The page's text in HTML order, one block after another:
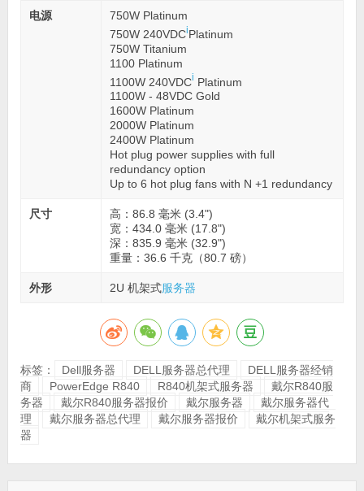
电源
750W Platinum
750W 240VDCiPlatinum
750W Titanium
1100 Platinum
1100W 240VDCi Platinum
1100W - 48VDC Gold
1600W Platinum
2000W Platinum
2400W Platinum
Hot plug power supplies with full
redundancy option
Up to 6 hot plug fans with N +1 redundancy
尺寸
高：86.8 毫米 (3.4")
宽：434.0 毫米 (17.8")
深：835.9 毫米 (32.9")
重量：36.6 千克（80.7 磅）
外形 2U 机架式服务器
标签： Dell服务器 DELL服务器总代理
DELL服务器经销
商
PowerEdge R840 R840机架式服务器
戴尔R840服
务器
戴尔R840服务器报价 戴尔服务器
戴尔服务器代
理
戴尔服务器总代理 戴尔服务器报价
戴尔机架式服务
器